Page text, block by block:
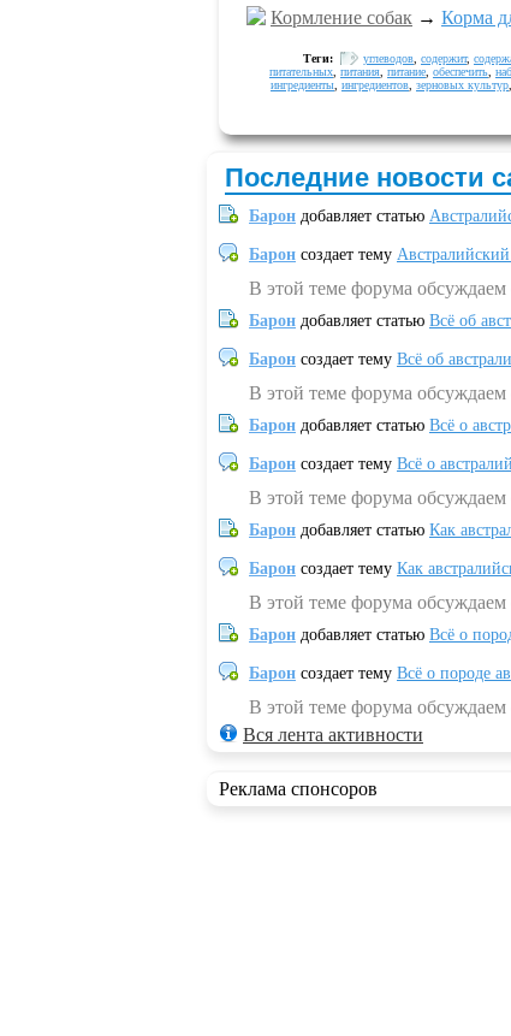
Кормление собак → Корма
Теги: углеводов содержит,
питательных питания питание обеспечить
ингредиенты ингредиентов зерновых культур
Последние новости
Барон добавляет статью
Барон создает тему
В этой теме форума
Барон добавляет статью Всё об
Барон создает тему Всё об
В этой теме форума обсуждаем
Барон добавляет статью Всё о
Барон создает тему Всё о
В этой теме форума
Барон добавляет статью Как
Барон создает тему Как
В этой теме форума обсуждаем
Барон добавляет статью Всё о
Барон создает тему Всё о породе
В этой теме форума обсуждаем
Вся лента активности
Реклама спонсоров